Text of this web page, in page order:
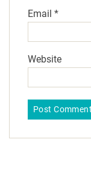
Email *
Website